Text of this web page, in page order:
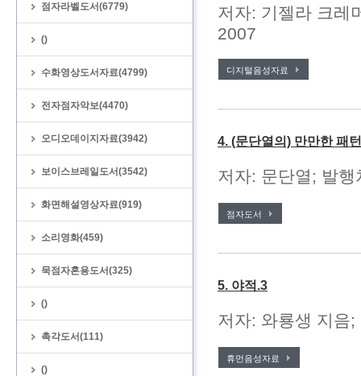
점자라벨도서(6779)
()
수화영상도서자료(4799)
전자점자악보(4470)
오디오데이지자료(3942)
보이스브레일도서(3542)
화면해설영상자료(919)
소리영화(459)
묵점자혼용도서(325)
()
촉각도서(111)
()
저자: 기젤라 크레
2007
디지털음성자료
4. (문단열의) 만만한 패
저자: 문단열; 발
점자도서
5. 야적.3
저자: 와룡생 지음
휴먼음성자료